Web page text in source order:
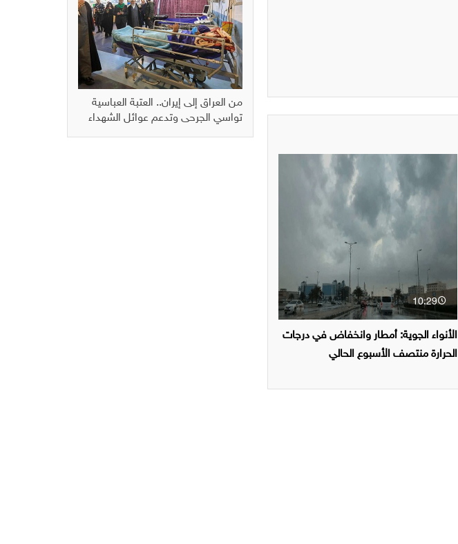
10:29
الأنواء الجوية: أمطار وانخفاض في درجات
الحرارة منتصف الأسبوع الحالي
من العراق إلى إيران.. العتبة العباسية
تواسي الجرحى وتدعم عوائل الشهداء